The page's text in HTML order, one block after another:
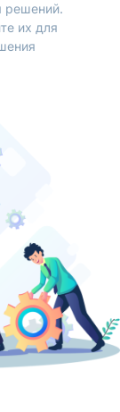
решений.
их для